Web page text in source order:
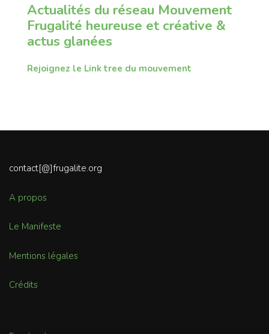
Actualités du réseau Mouvement
Frugalité heureuse et créative &
actus glanées
Rejoignez le Link tree du mouvement
contact[@]frugalite.org
A propos
Le Manifeste
Mentions légales
Crédits